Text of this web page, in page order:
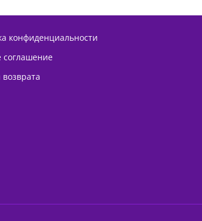
конфиденциальности
соглашение